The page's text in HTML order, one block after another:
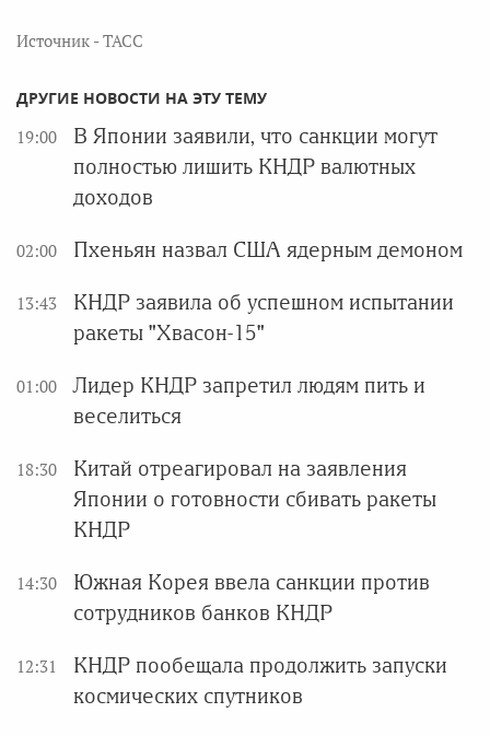
Источник - ТАСС
ДРУГИЕ НОВОСТИ НА ЭТУ ТЕМУ
19:00
В Японии заявили, что санкции могут
полностью лишить КНДР валютных
доходов
02:00 Пхеньян назвал США ядерным демоном
13:43
КНДР заявила об успешном испытании
ракеты "Хвасон-15"
01:00
Лидер КНДР запретил людям пить и
веселиться
18:30
Китай отреагировал на заявления
Японии о готовности сбивать ракеты
КНДР
14:30
Южная Корея ввела санкции против
сотрудников банков КНДР
12:31
КНДР пообещала продолжить запуски
космических спутников